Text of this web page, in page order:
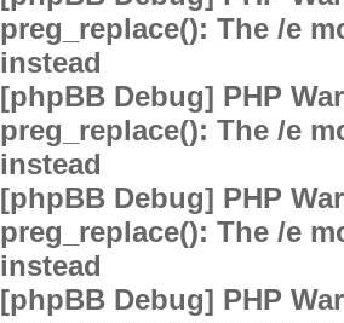
preg_replace(): The /e
instead
[phpBB Debug] PHP
preg_replace(): The /e
instead
[phpBB Debug] PHP
preg_replace(): The /e
instead
[phpBB Debug] PHP